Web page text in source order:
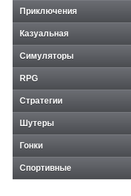
Приключения
Казуальная
Симуляторы
RPG
Стратегии
Шутеры
Гонки
Спортивные